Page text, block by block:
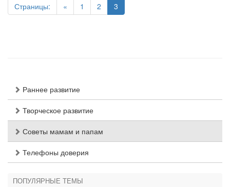
Страницы: « 1 2 3
Раннее развитие
Творческое развитие
Советы мамам и папам
Телефоны доверия
ПОПУЛЯРНЫЕ ТЕМЫ